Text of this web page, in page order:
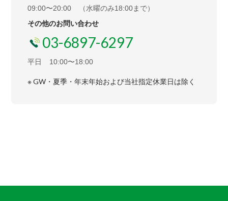
09:00〜20:00 （水曜のみ18:00まで）
その他のお問い合わせ
03-6897-6297
平日 10:00〜18:00
※ GW・夏季・年末年始および当社指定休業日は除く